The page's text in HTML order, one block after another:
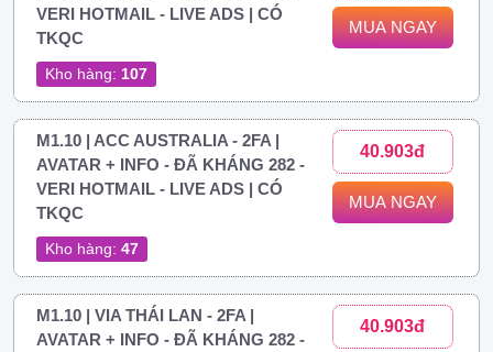
VERI HOTMAIL - LIVE ADS | CÓ
TKQC
Kho hàng: 107
MUA NGAY
M1.10 | ACC AUSTRALIA - 2FA |
AVATAR + INFO - ĐÃ KHÁNG 282 -
VERI HOTMAIL - LIVE ADS | CÓ
TKQC
Kho hàng: 47
40.903đ
MUA NGAY
M1.10 | VIA THÁI LAN - 2FA |
AVATAR + INFO - ĐÃ KHÁNG 282 -
40.903đ